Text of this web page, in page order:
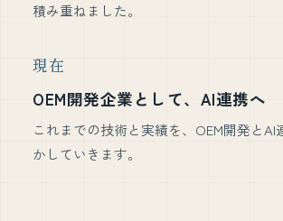
積み重ねました。
現在
OEM開発企業として、AI連携へ
これまでの技術と実績を、OEM開発とAI
かしていきます。